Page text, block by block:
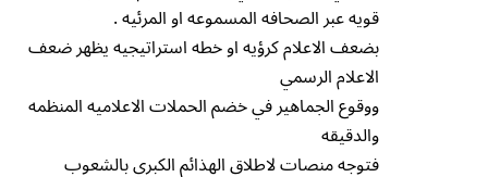
قويه عبر الصحافه المسموعه او المرئيه .
بضعف الاعلام كرؤيه او خطه استراتيجيه يظهر ضعف
الاعلام الرسمي
ووقوع الجماهير في خضم الحملات الاعلاميه المنظمه
والدقيقه
فتوجه منصات لاطلاق الهذائم الكبري بالشعوب